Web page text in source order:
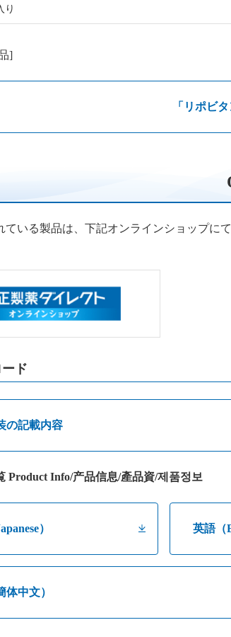
り
]
「リポビ
ている製品は、下記オンラインショップに
ド
の記載内容
Product Info/产品信息/產品資/제품정보
） 英語（
体中文）